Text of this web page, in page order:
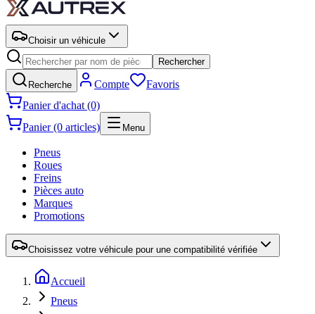
Choisir un véhicule
Rechercher
Recherche Compte
Favoris
Panier d'achat (0)
Panier (0 articles)
Menu
Pneus
Roues
Freins
Pièces auto
Marques
Promotions
Choisissez votre véhicule pour une compatibilité vérifiée
Accueil
Pneus